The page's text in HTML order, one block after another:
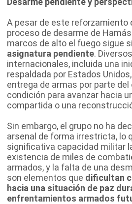
A pesar de este reforzamiento
proceso de desarme de
marcos de alto el fuego sigue
asignatura pendiente.
internacionales, incluida una
respaldada por Estados
entrega de armas por parte del
condición para avanzar hacia
compartida o una
Sin embargo, el grupo no ha
arsenal de forma irrestricta, lo
significativa capacidad militar
existencia de miles de
armados, y la falta de una
son elementos que dificultan
hacia una situación de paz
enfrentamientos armados